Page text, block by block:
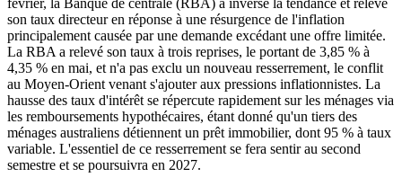
son taux directeur en réponse à une résurgence de l'inflation
principalement causée par une demande excédant une offre limitée.
La RBA a relevé son taux à trois reprises, le portant de 3,85 % à
4,35 % en mai, et n'a pas exclu un nouveau resserrement, le conflit
au Moyen-Orient venant s'ajouter aux pressions inflationnistes. La
hausse des taux d'intérêt se répercute rapidement sur les ménages via
les remboursements hypothécaires, étant donné qu'un tiers des
ménages australiens détiennent un prêt immobilier, dont 95 % à taux
variable. L'essentiel de ce resserrement se fera sentir au second
semestre et se poursuivra en 2027.